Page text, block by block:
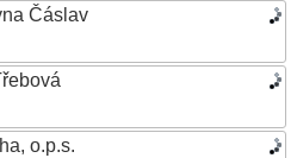
Čáslav
o.p.s.